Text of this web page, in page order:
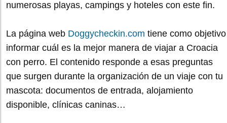
numerosas playas, campings y hoteles con este fin.
La página web Doggycheckin.com tiene como objetivo
informar cuál es la mejor manera de viajar a Croacia
con perro. El contenido responde a esas preguntas
que surgen durante la organización de un viaje con tu
mascota: documentos de entrada, alojamiento
disponible, clínicas caninas…